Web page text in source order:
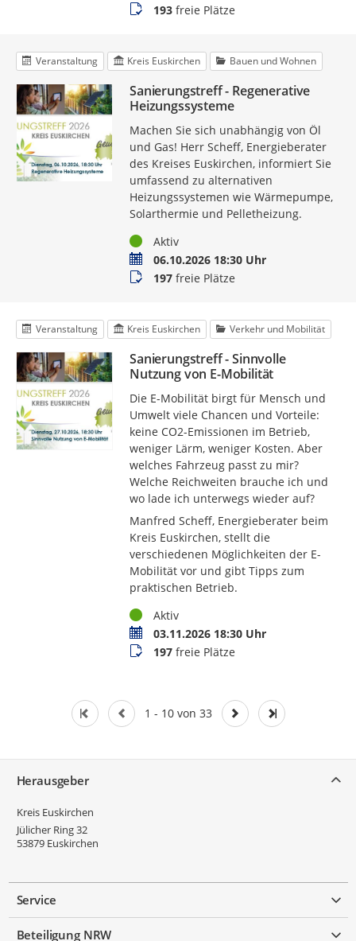
Buchungsstatus
193freie Plätze
Veranstaltung Kreis Euskirchen Bauen und Wohnen
Sanierungstreff - Regenerative
Heizungssysteme
Machen Sie sich unabhängig von Öl
und Gas! Herr Scheff, Energieberater
des Kreises Euskirchen, informiert Sie
umfassend zu alternativen
Heizungssystemen wie Wärmepumpe,
Solarthermie und Pelletheizung.
StatusAktiv
Termin06.10.2026 18:30 Uhr
Buchungsstatus
197freie Plätze
Veranstaltung Kreis Euskirchen Verkehr und Mobilität
Sanierungstreff - Sinnvolle
Nutzung von E-Mobilität
Die E-Mobilität birgt für Mensch und
Umwelt viele Chancen und Vorteile:
keine CO2-Emissionen im Betrieb,
weniger Lärm, weniger Kosten. Aber
welches Fahrzeug passt zu mir?
Welche Reichweiten brauche ich und
wo lade ich unterwegs wieder auf?
Manfred Scheff, Energieberater beim
Kreis Euskirchen, stellt die
verschiedenen Möglichkeiten der E-
Mobilität vor und gibt Tipps zum
praktischen Betrieb.
StatusAktiv
Termin03.11.2026 18:30 Uhr
Buchungsstatus
197freie Plätze
1 - 10 von 33
Herausgeber
Kreis Euskirchen
Jülicher Ring 32
53879 Euskirchen
Service
Beteiligung NRW